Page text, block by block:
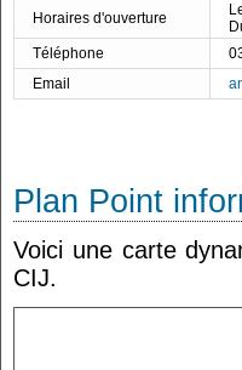
Horaires d'ouverture
Téléphone
Email
Plan Point
Voici une carte
CIJ.